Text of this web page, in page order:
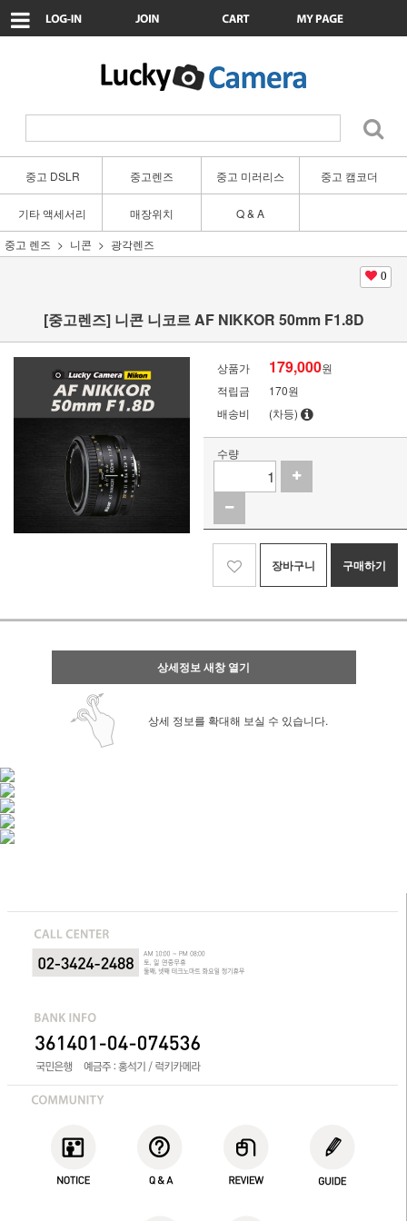
중고 DSLR 중고렌즈 중고 미러리스 중고 캠코더
기타 액세서리 매장위치
Q & A
중고 렌즈
니콘 광각렌즈
0
[중고렌즈] 니콘 니코르 AF NIKKOR 50mm F1.8D
상품가 179,000원
적립금
170원
배송비
(차등)
수량
장바구니 구매하기
상세정보 새창 열기
상세 정보를 확대해 보실 수 있습니다.